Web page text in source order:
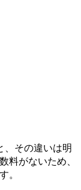
、その違いは明
料がないため、
。